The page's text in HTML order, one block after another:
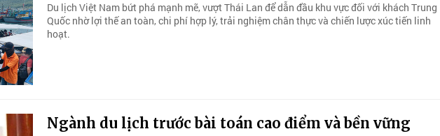
Du lịch Việt Nam bứt phá mạnh mẽ, vượt Thái Lan để dẫn đầu khu vực đối với khách Trung
Quốc nhờ lợi thế an toàn, chi phí hợp lý, trải nghiệm chân thực và chiến lược xúc tiến linh
hoạt.
Ngành du lịch trước bài toán cao điểm và bền vững